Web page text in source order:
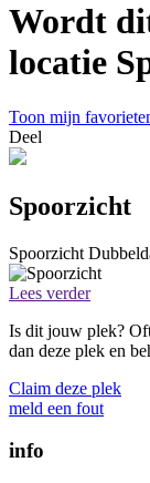
Wordt
locatie
Toon mijn
Deel
Spoorzicht
Spoorzicht
Lees verder
Is dit jouw plek?
dan deze plek en
Claim deze plek
meld een fout
info